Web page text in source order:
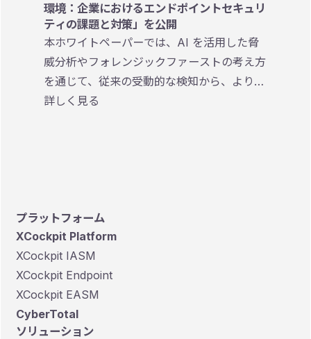
環境：企業におけるエンドポイントセキュリ
ティの課題と対策」を公開
本ホワイトペーパーでは、AI を活用した脅
威分析やフォレンジックファーストの考え方
を通じて、従来の受動的な検知から、より迅
速かつ効果的なインシデント対応を実現する
詳しく見る
プラットフォーム
XCockpit Platform
XCockpit IASM
XCockpit Endpoint
XCockpit EASM
CyberTotal
ソリューション